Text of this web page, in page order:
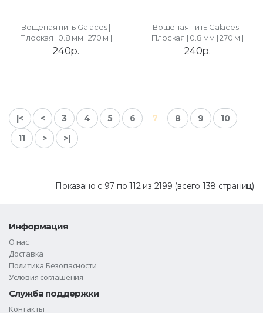
Вощеная нить Galaces |
Плоская | 0.8 мм | 270 м |
240р.
Вощеная нить Galaces |
Плоская | 0.8 мм | 270 м |
240р.
|< < 3 4 5 6 7 8 9
10
11
> >|
Показано с 97 по 112 из 2199 (всего 138 страниц)
Информация
О нас
Доставка
Политика Безопасности
Условия соглашения
Служба поддержки
Контакты